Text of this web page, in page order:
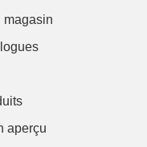
magasin
aperçu